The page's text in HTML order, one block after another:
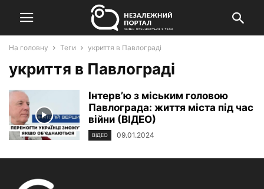
На головну Теги укриття в Павлограді
укриття в Павлограді
Інтерв’ю з міським головою
Павлограда: життя міста під час
війни (ВІДЕО)
ВІДЕО 09.01.2024